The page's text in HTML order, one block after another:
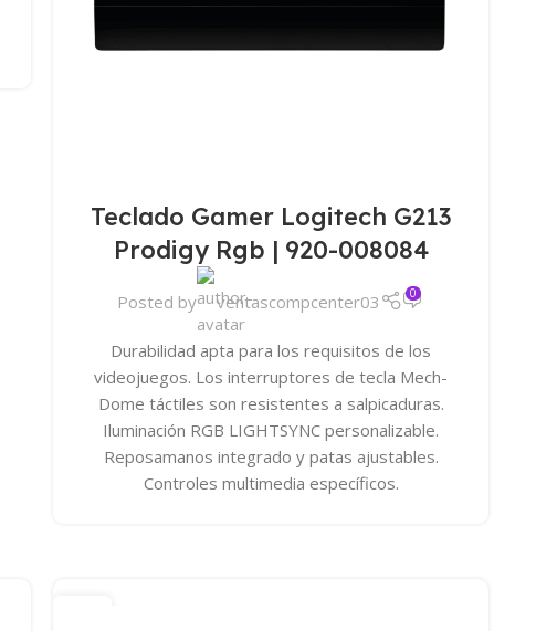
Teclado Gamer Logitech G213
Prodigy Rgb | 920-008084
Posted by ventascompcenter03 0
Durabilidad apta para los requisitos de los
videojuegos. Los interruptores de tecla Mech-
Dome táctiles son resistentes a salpicaduras.
Iluminación RGB LIGHTSYNC personalizable.
Reposamanos integrado y patas ajustables.
Controles multimedia específicos.